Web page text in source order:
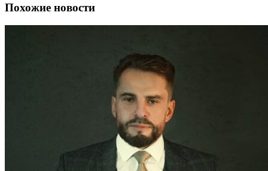
Похожие новости